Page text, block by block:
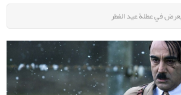
يعرض في عطلة عيد الفطر